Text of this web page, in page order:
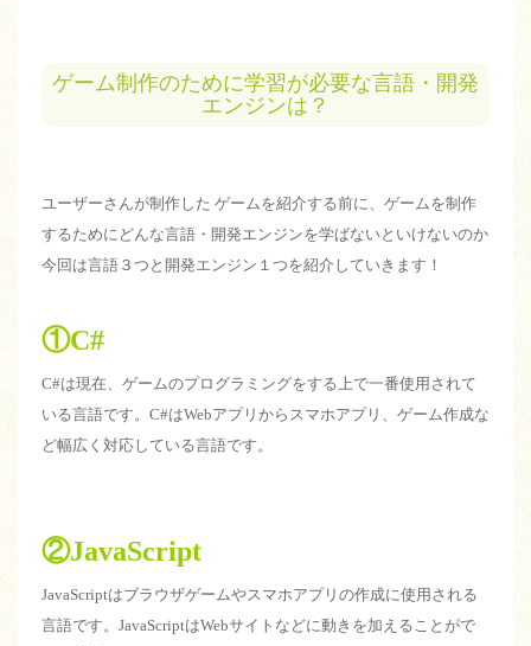
ゲーム制作のために学習が必要な言語・開発
エンジンは？
ユーザーさんが制作した ゲームを紹介する前に、ゲームを制作
するためにどんな言語・開発エンジンを学ばないといけないのか
今回は言語３つと開発エンジン１つを紹介していきます！
①C#
C#は現在、ゲームのプログラミングをする上で一番使用されて
いる言語です。C#はWebアプリからスマホアプリ、ゲーム作成な
ど幅広く対応している言語です。
②JavaScript
JavaScriptはブラウザゲームやスマホアプリの作成に使用される
言語です。JavaScriptはWebサイトなどに動きを加えることがで